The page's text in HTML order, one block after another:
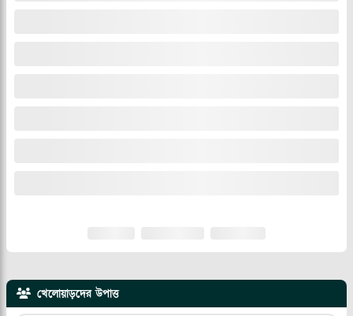
খেলোয়াড়দের উপাত্ত